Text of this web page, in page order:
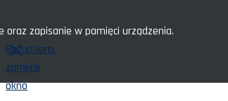
zapisanie w pamięci urządzenia.
Rozumiem,
zamknij
okno